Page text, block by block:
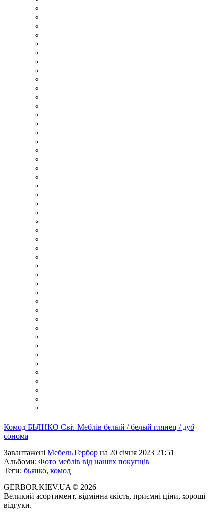
Комод БЬЯНКО Світ Меблів белый / белый глянец / дуб
сонома
Завантажені Мебель Гербор на 20 січня 2023 21:51
Альбоми: Фото меблів від наших покупців
Теги: бьянко, комод
GERBOR.KIEV.UA © 2026
Великий асортимент, відмінна якість, приємні ціни, хороші
відгуки.